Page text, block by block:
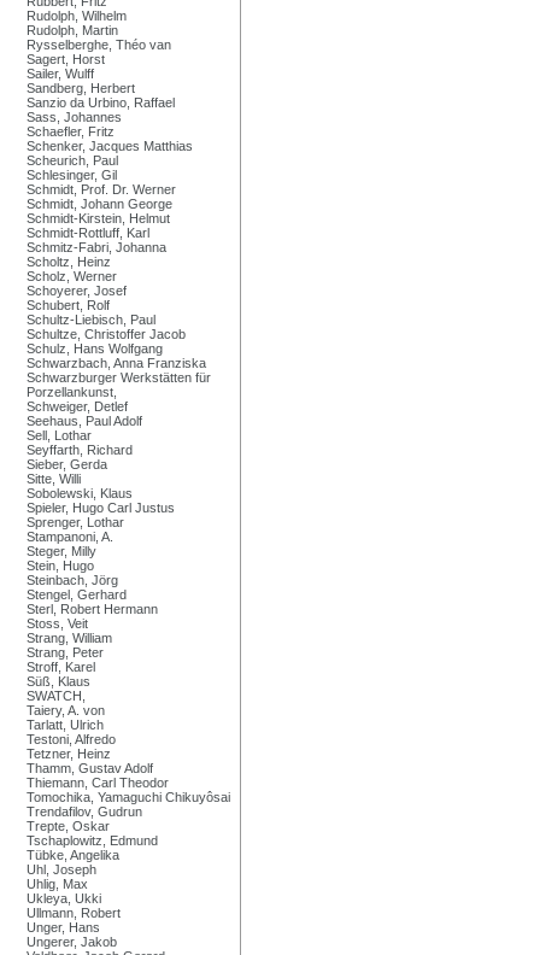
Rudolph, Wilhelm
Rudolph, Martin
Rysselberghe, Théo van
Sagert, Horst
Sailer, Wulff
Sandberg, Herbert
Sanzio da Urbino, Raffael
Sass, Johannes
Schaefler, Fritz
Schenker, Jacques Matthias
Scheurich, Paul
Schlesinger, Gil
Schmidt, Prof. Dr. Werner
Schmidt, Johann George
Schmidt-Kirstein, Helmut
Schmidt-Rottluff, Karl
Schmitz-Fabri, Johanna
Scholtz, Heinz
Scholz, Werner
Schoyerer, Josef
Schubert, Rolf
Schultz-Liebisch, Paul
Schultze, Christoffer Jacob
Schulz, Hans Wolfgang
Schwarzbach, Anna Franziska
Schwarzburger Werkstätten für
Porzellankunst,
Schweiger, Detlef
Seehaus, Paul Adolf
Sell, Lothar
Seyffarth, Richard
Sieber, Gerda
Sitte, Willi
Sobolewski, Klaus
Spieler, Hugo Carl Justus
Sprenger, Lothar
Stampanoni, A.
Steger, Milly
Stein, Hugo
Steinbach, Jörg
Stengel, Gerhard
Sterl, Robert Hermann
Stoss, Veit
Strang, William
Strang, Peter
Stroff, Karel
Süß, Klaus
SWATCH,
Taiery, A. von
Tarlatt, Ulrich
Testoni, Alfredo
Tetzner, Heinz
Thamm, Gustav Adolf
Thiemann, Carl Theodor
Tomochika, Yamaguchi Chikuyôsai
Trendafilov, Gudrun
Trepte, Oskar
Tschaplowitz, Edmund
Tübke, Angelika
Uhl, Joseph
Uhlig, Max
Ukleya, Ukki
Ullmann, Robert
Unger, Hans
Ungerer, Jakob